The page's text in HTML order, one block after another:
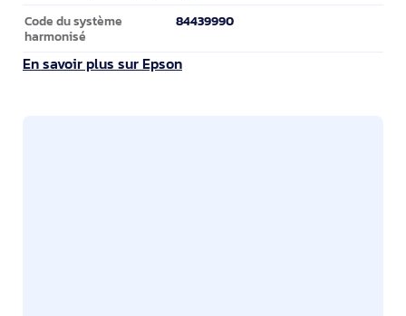
Code du système
harmonisé
84439990
En savoir plus sur Epson